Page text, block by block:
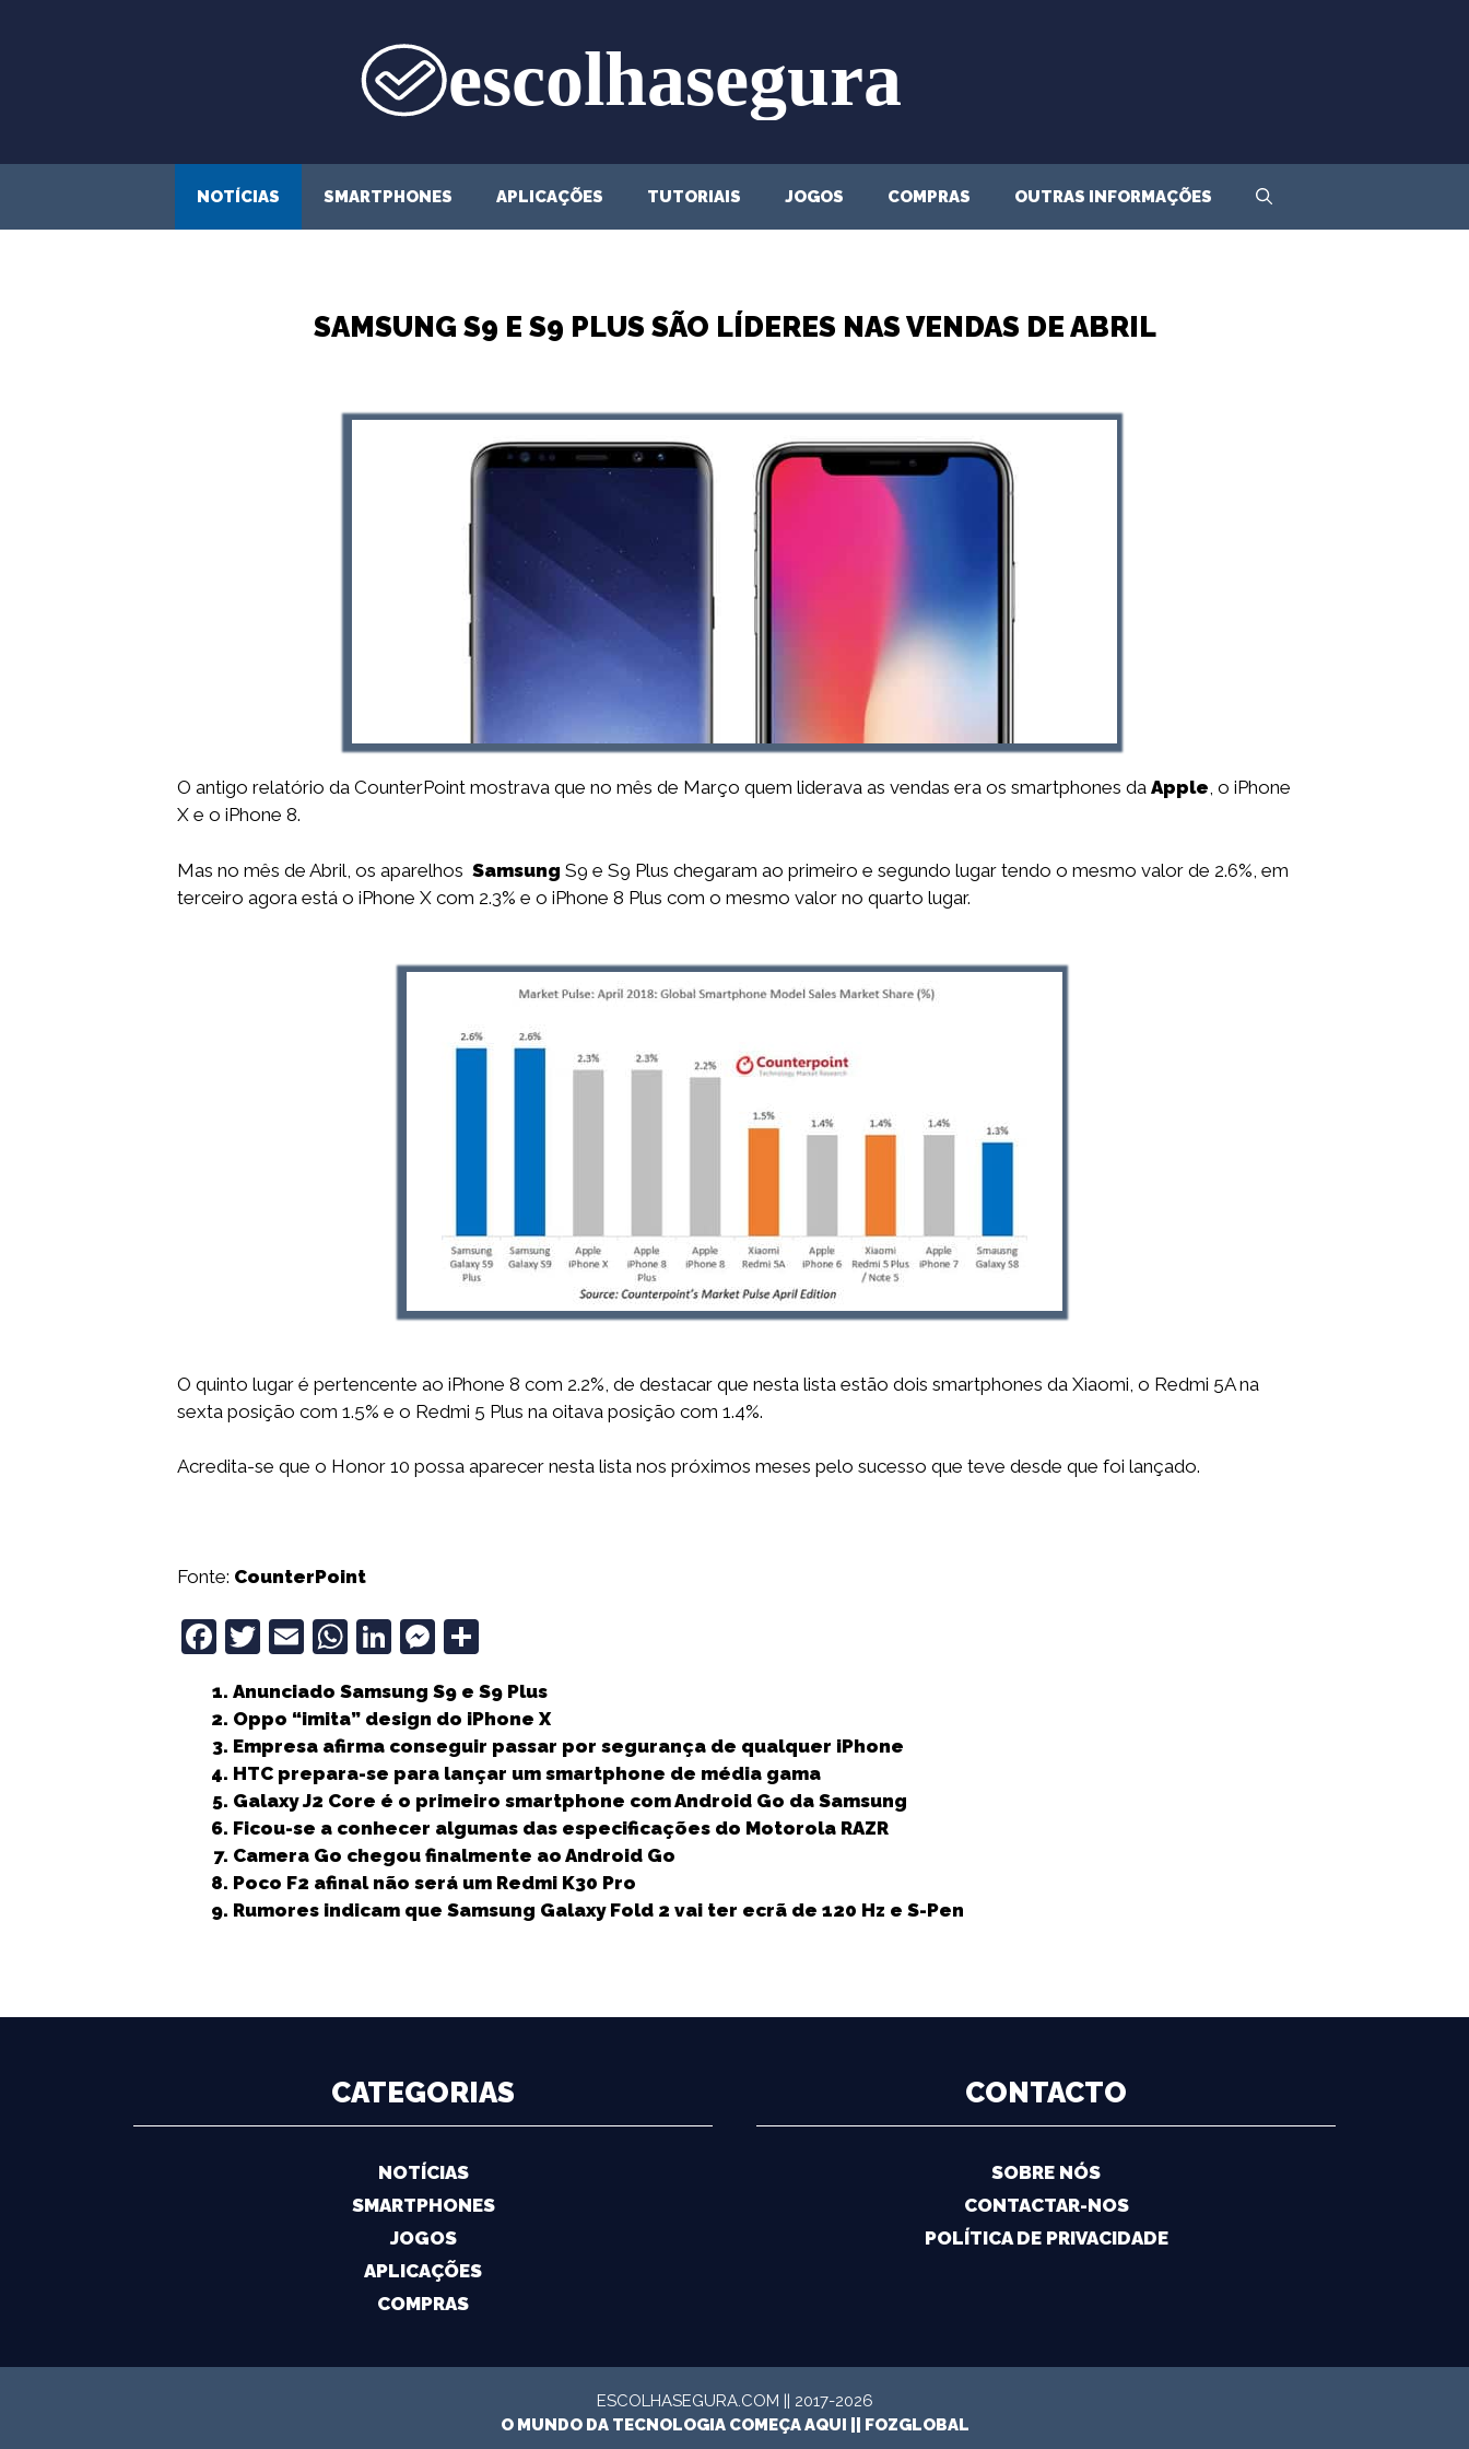
NOTÍCIAS SMARTPHONES APLICAÇÕES TUTORIAIS JOGOS COMPRAS OUTRAS INFORMAÇÕES
SAMSUNG S9 E S9 PLUS SÃO LÍDERES NAS VENDAS DE ABRIL
O antigo relatório da CounterPoint mostrava que no mês de Março quem liderava as vendas era os smartphones da Apple, o iPhone
X e o iPhone 8.
Mas no mês de Abril, os aparelhos Samsung S9 e S9 Plus chegaram ao primeiro e segundo lugar tendo o mesmo valor de 2.6%, em
terceiro agora está o iPhone X com 2.3% e o iPhone 8 Plus com o mesmo valor no quarto lugar.
O quinto lugar é pertencente ao iPhone 8 com 2.2%, de destacar que nesta lista estão dois smartphones da Xiaomi, o Redmi 5A na
sexta posição com 1.5% e o Redmi 5 Plus na oitava posição com 1.4%.
Acredita-se que o Honor 10 possa aparecer nesta lista nos próximos meses pelo sucesso que teve desde que foi lançado.
Fonte: CounterPoint
F
c
e
b
o
o
k
T
it
t
e
r
E
ai
l
W
a
ts
A
p
p
Li
k
e
dI
n
M
ss
e
n
g
e
r
a
r
e
Anunciado Samsung S9 e S9 Plus
Oppo “imita” design do iPhone X
Empresa afirma conseguir passar por segurança de qualquer iPhone
HTC prepara-se para lançar um smartphone de média gama
Galaxy J2 Core é o primeiro smartphone com Android Go da Samsung
Ficou-se a conhecer algumas das especificações do Motorola RAZR
Camera Go chegou finalmente ao Android Go
Poco F2 afinal não será um Redmi K30 Pro
Rumores indicam que Samsung Galaxy Fold 2 vai ter ecrã de 120 Hz e S-Pen
CATEGORIAS
NOTÍCIAS
SMARTPHONES
JOGOS
APLICAÇÕES
COMPRAS
CONTACTO
SOBRE NÓS
CONTACTAR-NOS
POLÍTICA DE PRIVACIDADE
ESCOLHASEGURA.COM || 2017-2026
O MUNDO DA TECNOLOGIA COMEÇA AQUI || FOZGLOBAL